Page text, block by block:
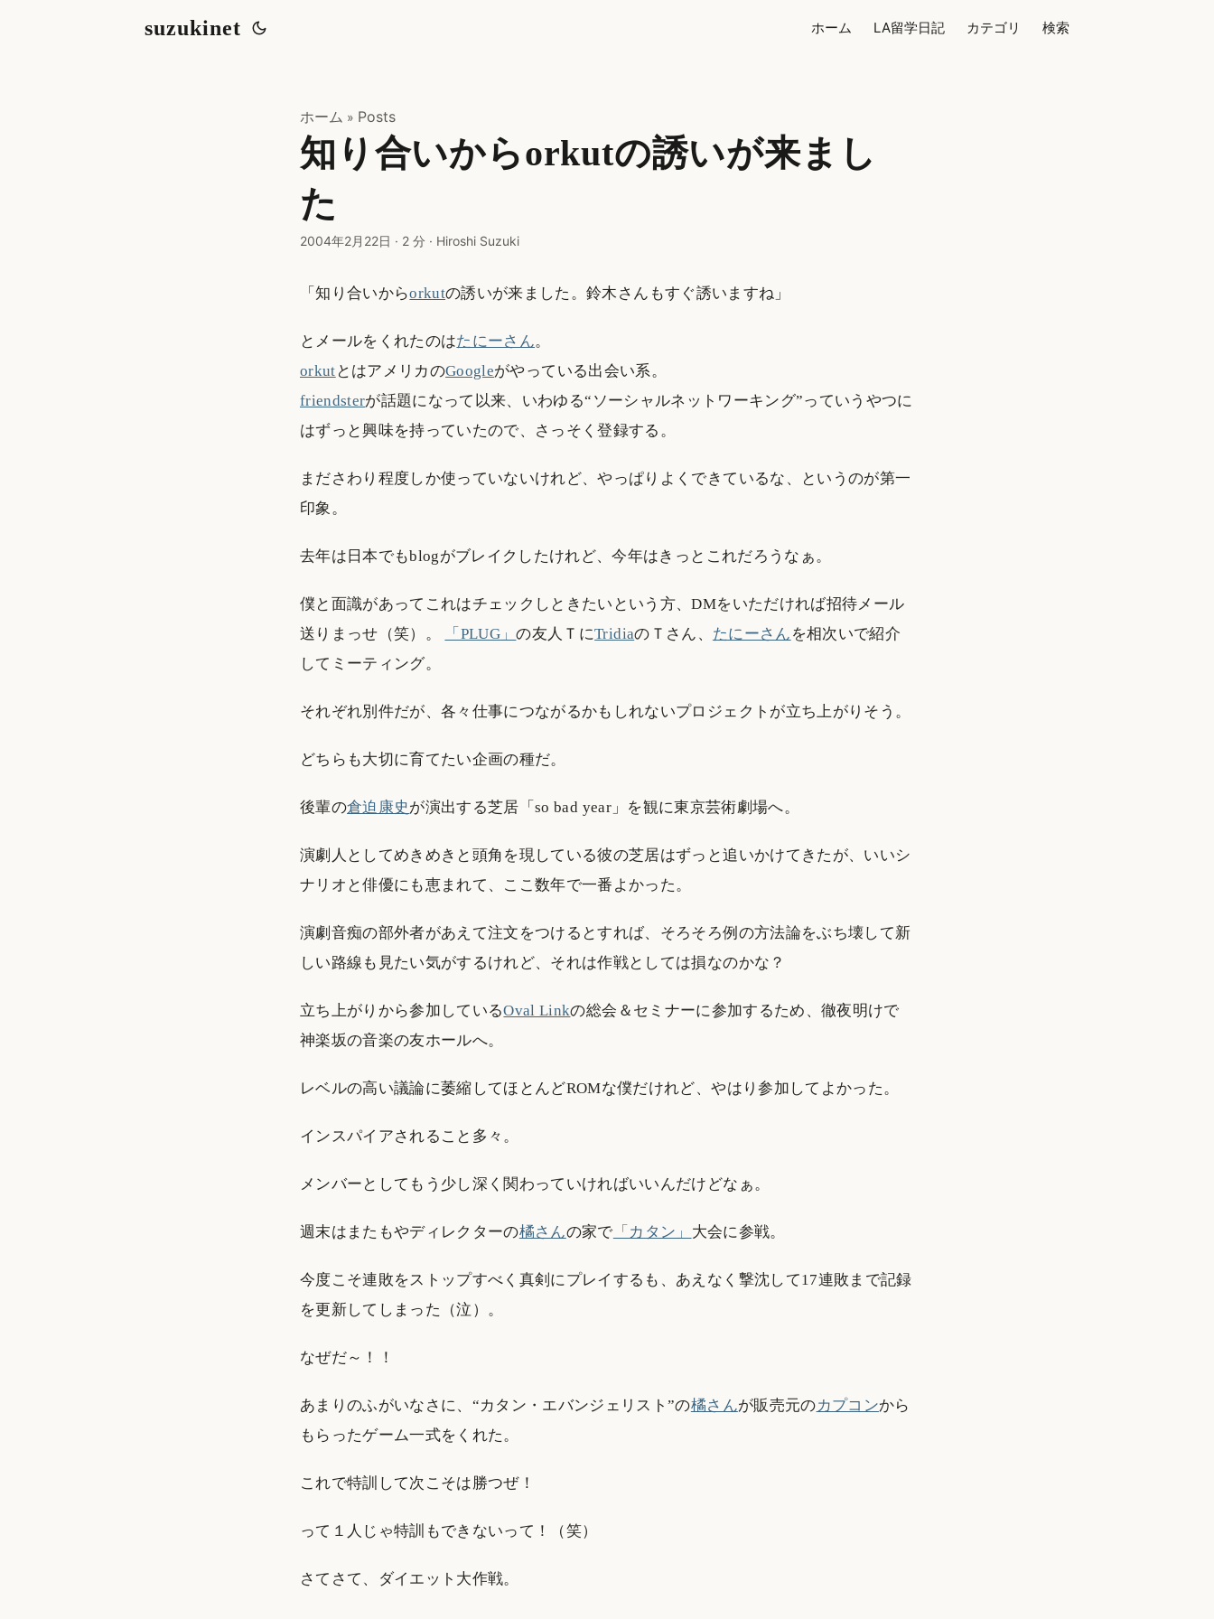
suzukinet ホーム LA留学日記 カテゴリ 検索
ホーム » Posts
知り合いからorkutの誘いが来まし
た
2004年2月22日 · 2 分 · Hiroshi Suzuki
「知り合いからorkutの誘いが来ました。鈴木さんもすぐ誘いますね」
とメールをくれたのはたにーさん。
orkut とはアメリカのGoogleがやっている出会い系。
friendsterが話題になって以来、いわゆる“ソーシャルネットワーキング”っていうやつに
はずっと興味を持っていたので、さっそく登録する。
まださわり程度しか使っていないけれど、やっぱりよくできているな、というのが第一
印象。
去年は日本でもblogがブレイクしたけれど、今年はきっとこれだろうなぁ。
僕と面識があってこれはチェックしときたいという方、DMをいただければ招待メール
送りまっせ（笑）。
「PLUG」の友人ＴにTridiaのＴさん、 たにーさん を相次いで紹介
してミーティング。
それぞれ別件だが、各々仕事につながるかもしれないプロジェクトが立ち上がりそう。
どちらも大切に育てたい企画の種だ。
後輩の倉迫康史が演出する芝居「so bad year」を観に東京芸術劇場へ。
演劇人としてめきめきと頭角を現している彼の芝居はずっと追いかけてきたが、いいシ
ナリオと俳優にも恵まれて、ここ数年で一番よかった。
演劇音痴の部外者があえて注文をつけるとすれば、そろそろ例の方法論をぶち壊して新
しい路線も見たい気がするけれど、それは作戦としては損なのかな？
立ち上がりから参加しているOval Linkの総会＆セミナーに参加するため、徹夜明けで
神楽坂の音楽の友ホールへ。
レベルの高い議論に萎縮してほとんどROMな僕だけれど、やはり参加してよかった。
インスパイアされること多々。
メンバーとしてもう少し深く関わっていければいいんだけどなぁ。
週末はまたもやディレクターの橘さんの家で 「カタン」 大会に参戦。
今度こそ連敗をストップすべく真剣にプレイするも、あえなく撃沈して17連敗まで記録
を更新してしまった（泣）。
なぜだ～！！
あまりのふがいなさに、“カタン・エバンジェリスト”の橘さんが販売元のカプコンから
もらったゲーム一式をくれた。
これで特訓して次こそは勝つぜ！
って１人じゃ特訓もできないって！（笑）
さてさて、ダイエット大作戦。